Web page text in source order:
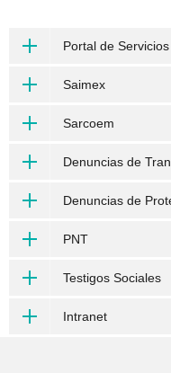
Portal de
Saimex
Sarcoem
Denuncias de
Denuncias de
PNT
Testigos Sociales
Intranet